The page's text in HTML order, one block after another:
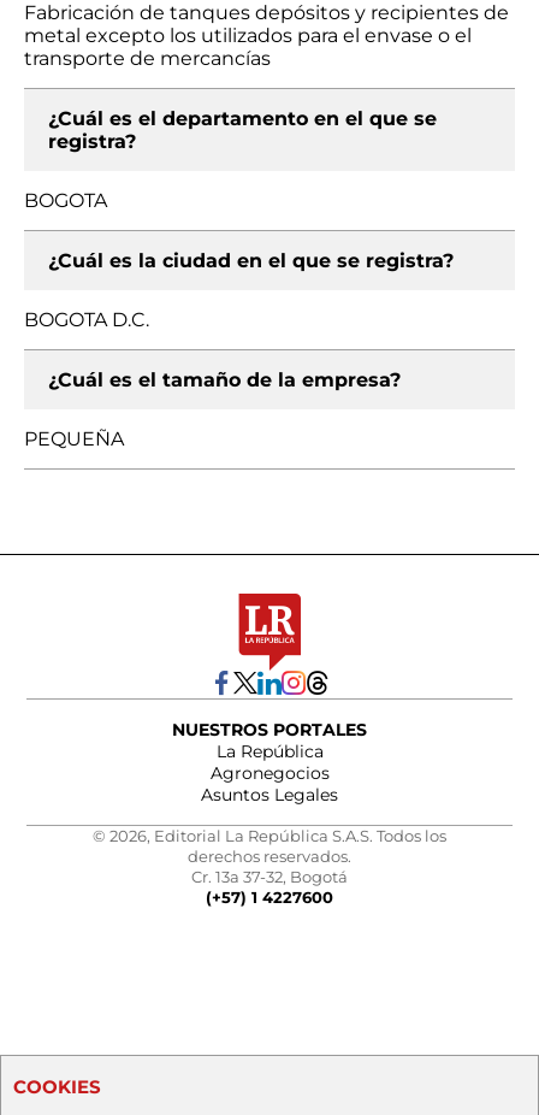
Fabricación de tanques depósitos y recipientes de
metal excepto los utilizados para el envase o el
transporte de mercancías
¿Cuál es el departamento en el que se
registra?
BOGOTA
¿Cuál es la ciudad en el que se registra?
BOGOTA D.C.
¿Cuál es el tamaño de la empresa?
PEQUEÑA
NUESTROS PORTALES
La República
Agronegocios
Asuntos Legales
© 2026, Editorial La República S.A.S. Todos los
derechos reservados.
Cr. 13a 37-32, Bogotá
(+57) 1 4227600
COOKIES